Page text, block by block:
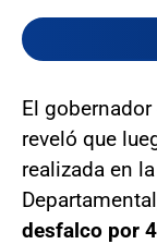
El
reveló que
realizada en
desfalco por